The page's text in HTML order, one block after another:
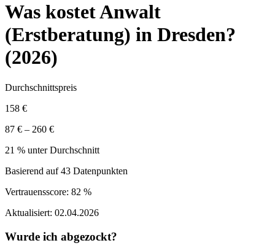
Was kostetAnwalt
(Erstberatung) in Dresden?
(2026)
Durchschnittspreis
158 €
87 € – 260 €
21 % unter Durchschnitt
Basierend auf43 Datenpunkten
Vertrauensscore: 82 %
Aktualisiert: 02.04.2026
Wurde ich abgezockt?